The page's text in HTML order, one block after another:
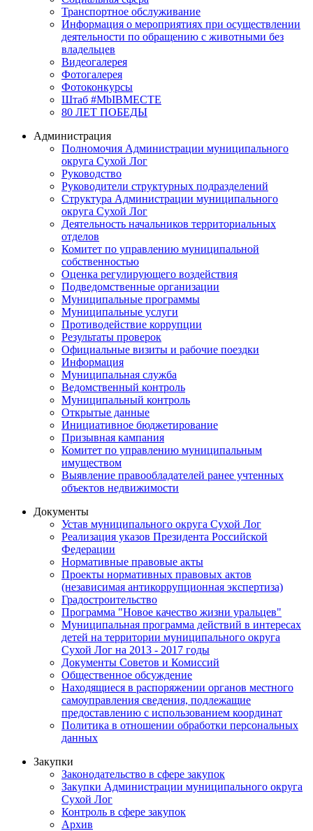
Транспортное обслуживание
Информация о мероприятиях при осуществлении
деятельности по обращению с животными без
владельцев
Видеогалерея
Фотогалерея
Фотоконкурсы
Штаб #MbIBMECTE
80 ЛЕТ ПОБЕДЫ
Администрация
Полномочия Администрации муниципального
округа Сухой Лог
Руководство
Руководители структурных подразделений
Структура Администрации муниципального
округа Сухой Лог
Деятельность начальников территориальных
отделов
Комитет по управлению муниципальной
собственностью
Оценка регулирующего воздействия
Подведомственные организации
Муниципальные программы
Муниципальные услуги
Противодействие коррупции
Результаты проверок
Официальные визиты и рабочие поездки
Информация
Муниципальная служба
Ведомственный контроль
Муниципальный контроль
Открытые данные
Инициативное бюджетирование
Призывная кампания
Комитет по управлению муниципальным
имуществом
Выявление правообладателей ранее учтенных
объектов недвижимости
Документы
Устав муниципального округа Сухой Лог
Реализация указов Президента Российской
Федерации
Нормативные правовые акты
Проекты нормативных правовых актов
(независимая антикоррупционная экспертиза)
Градостроительство
Программа "Новое качество жизни уральцев"
Муниципальная программа действий в интересах
детей на территории муниципального округа
Сухой Лог на 2013 - 2017 годы
Документы Советов и Комиссий
Общественное обсуждение
Находящиеся в распоряжении органов местного
самоуправления сведения, подлежащие
предоставлению с использованием координат
Политика в отношении обработки персональных
данных
Закупки
Законодательство в сфере закупок
Закупки Администрации муниципального округа
Сухой Лог
Контроль в сфере закупок
Архив